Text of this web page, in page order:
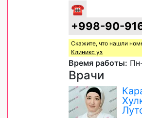
☎
+998-90-
Скажите, что нашли
Клиникс уз
Время работы:
Врачи